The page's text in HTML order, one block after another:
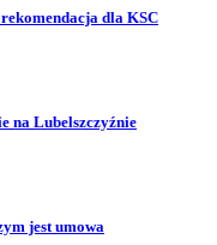
dla KSC
na Lubelszczyźnie
jest umowa